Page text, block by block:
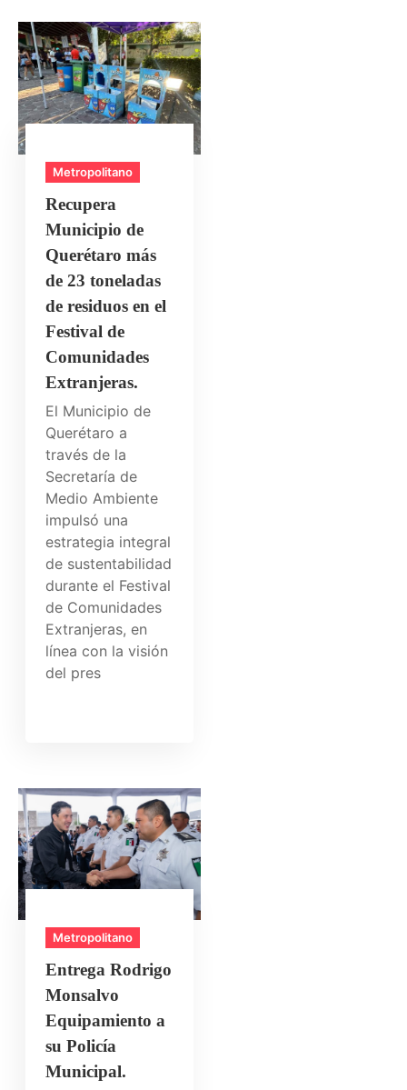
Metropolitano
Recupera
Municipio de
Querétaro más
de 23 toneladas
de residuos en el
Festival de
Comunidades
Extranjeras.
El Municipio de
Querétaro a
través de la
Secretaría de
Medio Ambiente
impulsó una
estrategia integral
de sustentabilidad
durante el Festival
de Comunidades
Extranjeras, en
línea con la visión
del pres
Metropolitano
Entrega Rodrigo
Monsalvo
Equipamiento a
su Policía
Municipal.